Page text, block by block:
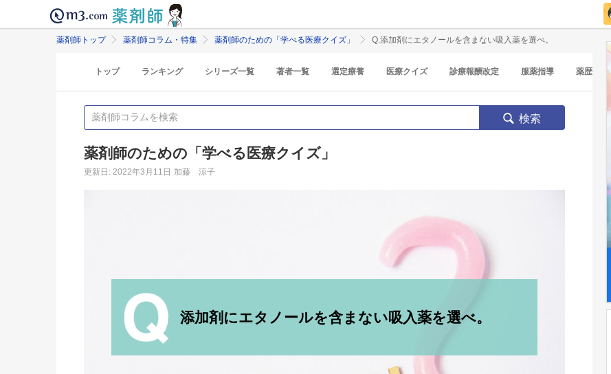
薬剤師トップ 薬剤師コラム・特集 薬剤師のための「学べる医療クイズ」 Q.添加剤にエタノールを含まない吸入薬を選べ。
トップ ランキング シリーズ一覧 著者一覧 選定療養 医療クイズ 診療報酬改定 服薬指導 薬歴
検索
薬剤師のための「学べる医療クイズ」
更新日: 2022年3月11日 加藤 涼子
添加剤にエタノールを含まない吸入薬を選べ。